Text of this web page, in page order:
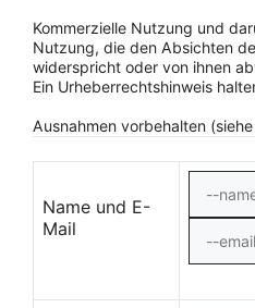
Kommerzielle Nutzung und
Nutzung, die den Absichten
widerspricht oder von ihnen
Ein Urheberrechtshinweis
Ausnahmen vorbehalten
Name und E-
Mail